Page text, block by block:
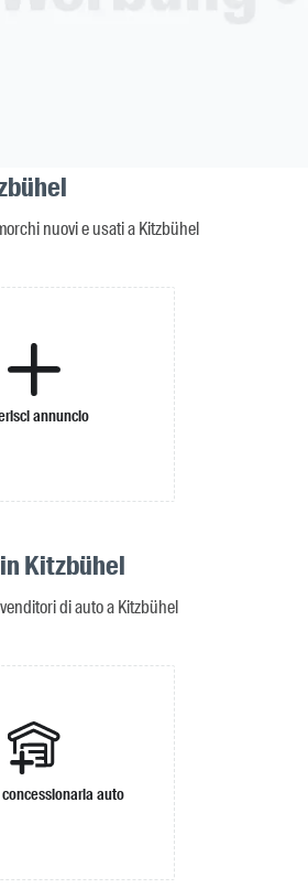
nuovi e usati a Kitzbühel
annuncio
Kitzbühel
di auto a Kitzbühel
auto